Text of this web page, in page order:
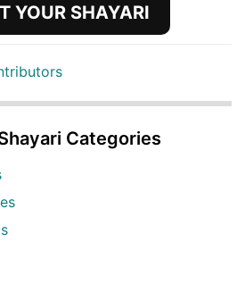
YOUR SHAYARI
Categories